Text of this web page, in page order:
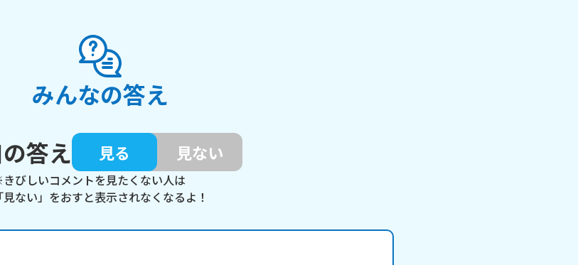
みんなの答え
答え
見る 見ない
びしいコメントを見たくない人は
「見ない」をおすと表示されなくなるよ！